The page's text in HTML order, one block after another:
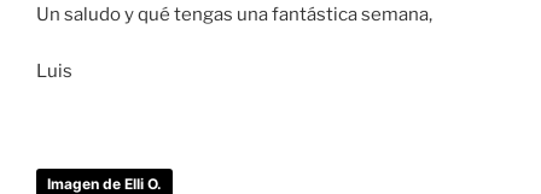
Un saludo y qué tengas una fantástica semana,
Luis
Imagen de Elli O.